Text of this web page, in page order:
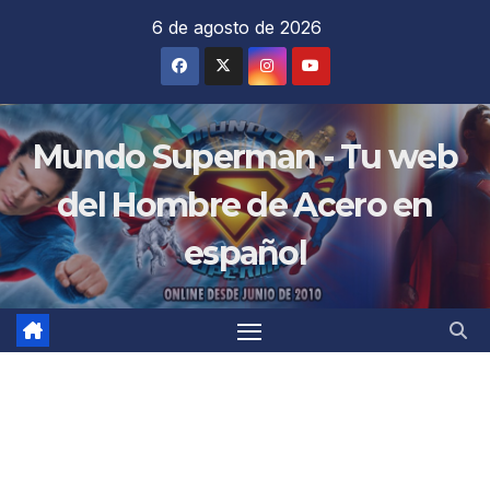
6 de agosto de 2026
Mundo Superman - Tu web
del Hombre de Acero en
español